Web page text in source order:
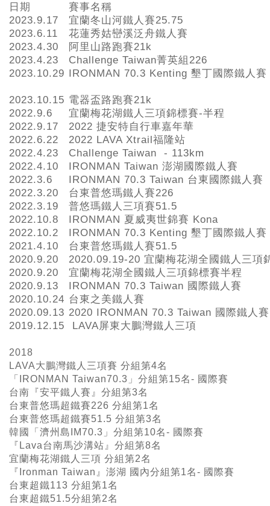
日期
賽事名稱
2023.9.17
宜蘭冬山河鐵人賽25.75
2023.6.11
花蓮秀姑巒溪泛舟鐵人賽
2023.4.30
阿里山路跑賽21k
2023.4.23
Challenge Taiwan菁英組226
2023.10.29
IRONMAN 70.3 Kenting 墾丁國際鐵人賽
2023.10.15 電器盃路跑賽21k
2022.9.6
宜蘭梅花湖鐵人三項錦標賽-半程
2022.9.17
2022 捷安特自行車嘉年華
2022.6.22
2022 LAVA Xtrail福隆站
2022.4.23
Challenge Taiwan - 113km
2022.4.10
IRONMAN Taiwan 澎湖國際鐵人賽
2022.3.6
IRONMAN 70.3 Taiwan 台東國際鐵人賽
2022.3.20
台東普悠瑪鐵人賽226
2022.3.19
普悠瑪鐵人三項賽51.5
2022.10.8
IRONMAN 夏威夷世錦賽 Kona
2022.10.2
IRONMAN 70.3 Kenting 墾丁國際鐵人賽
2021.4.10
台東普悠瑪鐵人賽51.5
2020.9.20
2020.09.19-20 宜蘭梅花湖全國鐵人三項
2020.9.20
宜蘭梅花湖全國鐵人三項錦標賽半程
2020.9.13
IRONMAN 70.3 Taiwan 國際鐵人賽
2020.10.24 台東之美鐵人賽
2020.09.13 2020 IRONMAN 70.3 Taiwan 國際鐵人賽
2019.12.15
LAVA屏東大鵬灣鐵人三項
2018
LAVA大鵬灣鐵人三項賽 分組第4名
「IRONMAN Taiwan70.3」分組第15名- 國際賽
台南『安平鐵人賽』分組第3名
台東普悠瑪超鐵賽226 分組第1名
台東普悠瑪超鐵賽51.5 分組第3名
韓國「濟州島IM70.3」分組第10名- 國際賽
『Lava台南馬沙溝站』分組第8名
宜蘭梅花湖鐵人三項 分組第2名
『Ironman Taiwan』澎湖 國內分組第1名- 國際賽
台東超鐵113 分組第1名
台東超鐵51.5分組第2名